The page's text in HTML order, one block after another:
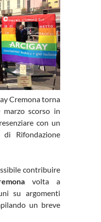
Cremona torna
marzo scorso in
con un
Rifondazione
contribuire
volta a
su argomenti
un breve